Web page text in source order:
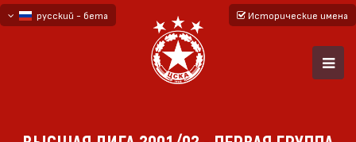
русский - бета
Исторические имена